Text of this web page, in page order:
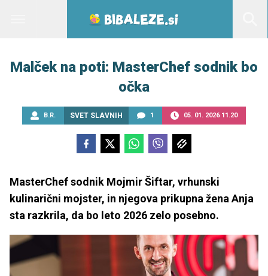
Malček na poti: MasterChef sodnik bo
očka
B.R. SVET SLAVNIH 1 05. 01. 2026 11.20
MasterChef sodnik Mojmir Šiftar, vrhunski
kulinarični mojster, in njegova prikupna žena Anja
sta razkrila, da bo leto 2026 zelo posebno.